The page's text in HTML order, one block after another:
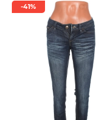
-41%